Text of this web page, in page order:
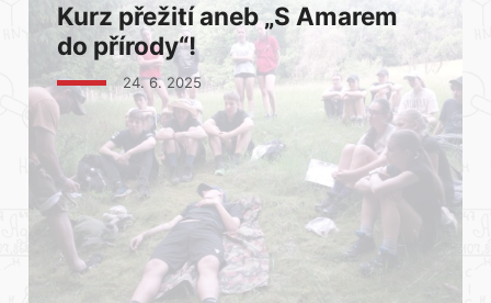
Kurz přežití aneb „S Amarem
do přírody“!
24. 6. 2025